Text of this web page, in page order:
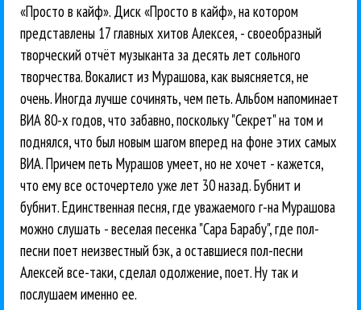
«Просто в кайф». Диск «Просто в кайф», на котором
представлены 17 главных хитов Алексея, - своеобразный
творческий отчёт музыканта за десять лет сольного
творчества. Вокалист из Мурашова, как выясняется, не
очень. Иногда лучше сочинять, чем петь. Альбом напоминает
ВИА 80-х годов, что забавно, поскольку "Секрет" на том и
поднялся, что был новым шагом вперед на фоне этих самых
ВИА. Причем петь Мурашов умеет, но не хочет - кажется,
что ему все осточертело уже лет 30 назад. Бубнит и
бубнит. Единственная песня, где уважаемого г-на Мурашова
можно слушать - веселая песенка "Сара Барабу", где пол-
песни поет неизвестный бэк, а оставшиеся пол-песни
Алексей все-таки, сделал одолжение, поет. Ну так и
послушаем именно ее.